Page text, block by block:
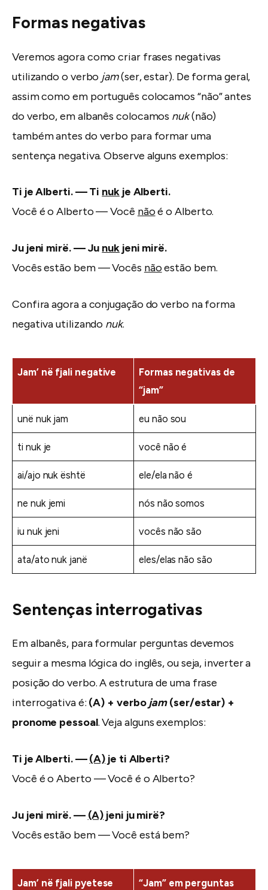
Formas negativas
Veremos agora como criar frases negativas
utilizando o verbo jam(ser, estar). De forma geral,
assim como em português colocamos “não” antes
do verbo, em albanês colocamos nuk(não)
também antes do verbo para formar uma
sentença negativa. Observe alguns exemplos:
Ti je Alberti. — Ti nukje Alberti.
Você é o Alberto — Você nãoé o Alberto.
Ju jeni mirë. — Ju nuk jeni mirë.
Vocês estão bem — Vocês nãoestão bem.
Confira agora a conjugação do verbo na forma
negativa utilizando nuk.
Jam’ në fjali negative
Formas negativas de
“jam”
unë nuk jam eu não sou
ti nuk je você não é
ai/ajo nuk është ele/ela não é
ne nuk jemi nós não somos
iu nuk jeni vocês não são
ata/ato nuk janë eles/elas não são
Sentenças interrogativas
Em albanês, para formular perguntas devemos
seguir a mesma lógica do inglês, ou seja, inverter a
posição do verbo. A estrutura de uma frase
interrogativa é: (A) + verbojam(ser/estar) +
pronome pessoal. Veja alguns exemplos:
Ti je Alberti. —(A) je ti Alberti?
Você é o Aberto — Você é o Alberto?
Ju jeni mirë. — (A) jeni ju mirë?
Vocês estão bem — Você está bem?
Jam’ në fjali pyetese “Jam” em perguntas